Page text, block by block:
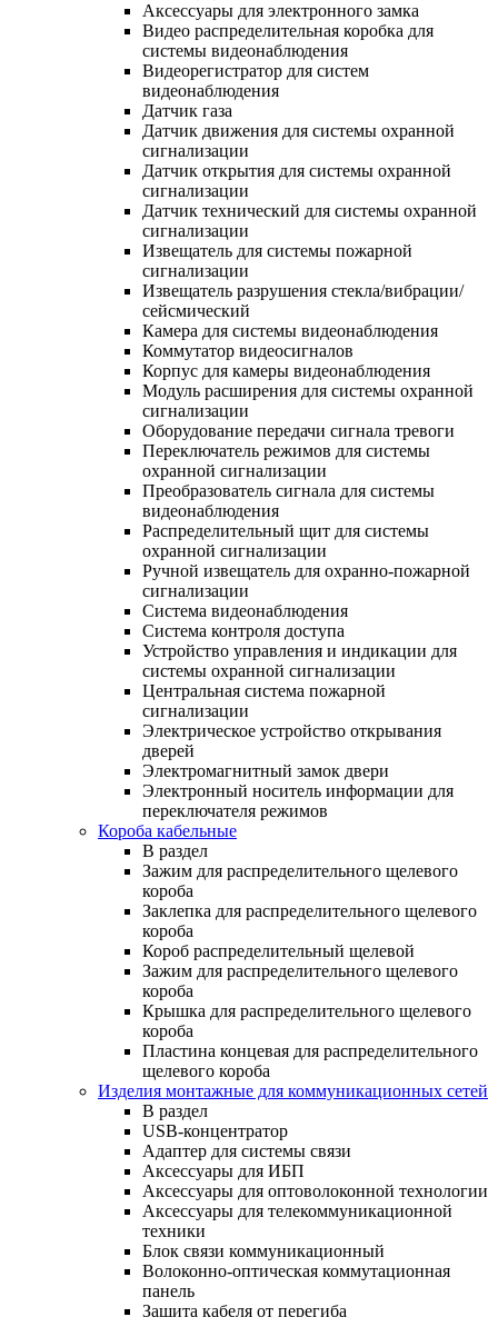
Аксессуары для электронного замка
Видео распределительная коробка для
системы видеонаблюдения
Видеорегистратор для систем
видеонаблюдения
Датчик газа
Датчик движения для системы охранной
сигнализации
Датчик открытия для системы охранной
сигнализации
Датчик технический для системы охранной
сигнализации
Извещатель для системы пожарной
сигнализации
Извещатель разрушения стекла/вибрации/
сейсмический
Камера для системы видеонаблюдения
Коммутатор видеосигналов
Корпус для камеры видеонаблюдения
Модуль расширения для системы охранной
сигнализации
Оборудование передачи сигнала тревоги
Переключатель режимов для системы
охранной сигнализации
Преобразователь сигнала для системы
видеонаблюдения
Распределительный щит для системы
охранной сигнализации
Ручной извещатель для охранно-пожарной
сигнализации
Система видеонаблюдения
Система контроля доступа
Устройство управления и индикации для
системы охранной сигнализации
Центральная система пожарной
сигнализации
Электрическое устройство открывания
дверей
Электромагнитный замок двери
Электронный носитель информации для
переключателя режимов
Короба кабельные
В раздел
Зажим для распределительного щелевого
короба
Заклепка для распределительного щелевого
короба
Короб распределительный щелевой
Зажим для распределительного щелевого
короба
Крышка для распределительного щелевого
короба
Пластина концевая для распределительного
щелевого короба
Изделия монтажные для коммуникационных сетей
В раздел
USB-концентратор
Адаптер для системы связи
Аксессуары для ИБП
Аксессуары для оптоволоконной технологии
Аксессуары для телекоммуникационной
техники
Блок связи коммуникационный
Волоконно-оптическая коммутационная
панель
Защита кабеля от перегиба